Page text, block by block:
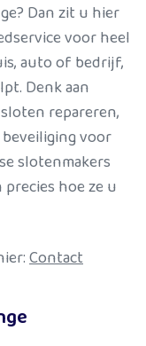
Dan zit u hier
voor heel
auto of bedrijf,
Denk aan
repareren,
voor
slotenmakers
hoe ze u
Contact